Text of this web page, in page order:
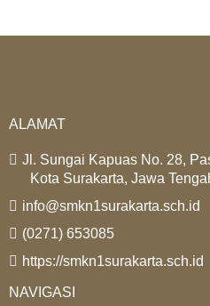
ALAMAT
Jl. Sungai Kapuas No. 28,
Kota Surakarta, Jawa
info@smkn1surakarta.sch.id
(0271) 653085
https://smkn1surakarta.sch.id
NAVIGASI